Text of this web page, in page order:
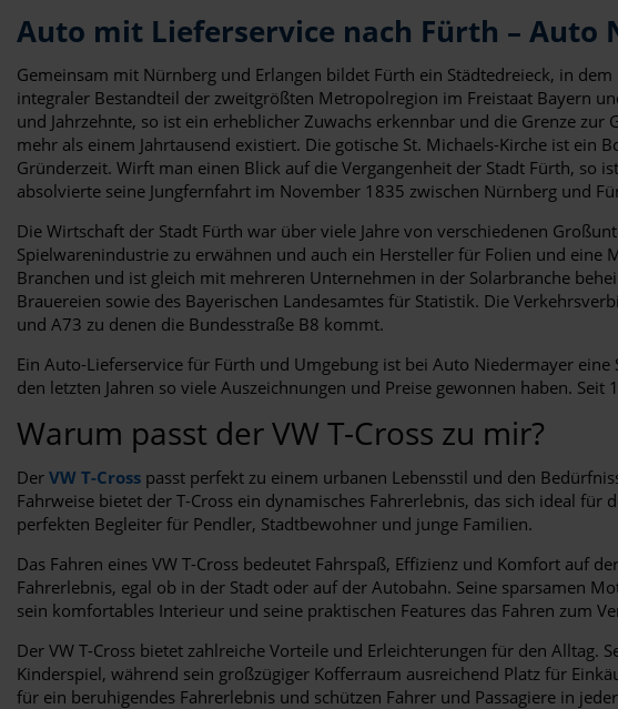
Auto mit Lieferservice nach Fürth – Auto
Gemeinsam mit Nürnberg und Erlangen bildet Fürth ein Städtedreieck, in
integraler Bestandteil der zweitgrößten Metropolregion im Freistaat Bayern
und Jahrzehnte, so ist ein erheblicher Zuwachs erkennbar und die Grenze
mehr als einem Jahrtausend existiert. Die gotische St. Michaels-Kirche ist ein
Gründerzeit. Wirft man einen Blick auf die Vergangenheit der Stadt Fürth, so
absolvierte seine Jungfernfahrt im November 1835 zwischen Nürnberg und
Die Wirtschaft der Stadt Fürth war über viele Jahre von verschiedenen
Spielwarenindustrie zu erwähnen und auch ein Hersteller für Folien und
Branchen und ist gleich mit mehreren Unternehmen in der Solarbranche
Brauereien sowie des Bayerischen Landesamtes für Statistik. Die
und A73 zu denen die Bundesstraße B8 kommt.
Ein Auto-Lieferservice für Fürth und Umgebung ist bei Auto Niedermayer
den letzten Jahren so viele Auszeichnungen und Preise gewonnen haben.
Warum passt der VW T-Cross zu mir?
Der VW T-Cross passt perfekt zu einem urbanen Lebensstil und den
Fahrweise bietet der T-Cross ein dynamisches Fahrerlebnis, das sich ideal
perfekten Begleiter für Pendler, Stadtbewohner und junge Familien.
Das Fahren eines VW T-Cross bedeutet Fahrspaß, Effizienz und Komfort auf
Fahrerlebnis, egal ob in der Stadt oder auf der Autobahn. Seine sparsamen
sein komfortables Interieur und seine praktischen Features das Fahren zum
Der VW T-Cross bietet zahlreiche Vorteile und Erleichterungen für den
Kinderspiel, während sein großzügiger Kofferraum ausreichend Platz für
für ein beruhigendes Fahrerlebnis und schützen Fahrer und Passagiere in